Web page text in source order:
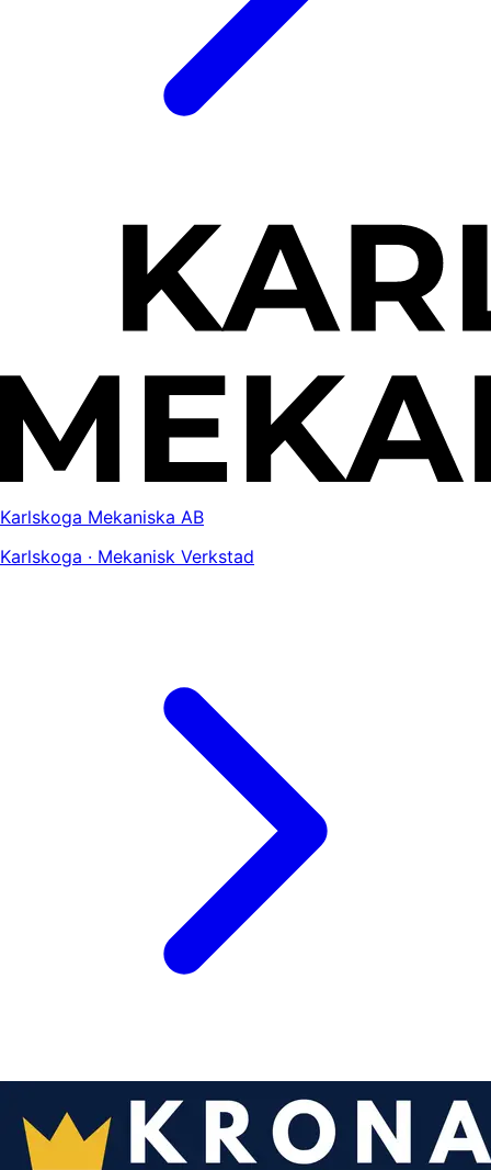
Karlskoga Mekaniska AB
Karlskoga · Mekanisk Verkstad